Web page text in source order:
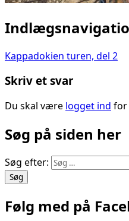
Kappadokien turen, del 2
Skriv et svar
Du skal være logget ind for
Søg på siden her
Søg efter:
Følg med på